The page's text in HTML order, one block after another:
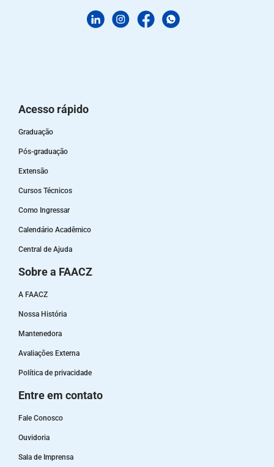
Acesso rápido
Graduação
Pós-graduação
Extensão
Cursos Técnicos
Como Ingressar
Calendário Acadêmico
Central de Ajuda
Sobre a FAACZ
A FAACZ
Nossa História
Mantenedora
Avaliações Externa
Política de privacidade
Entre em contato
Fale Conosco
Ouvidoria
Sala de Imprensa